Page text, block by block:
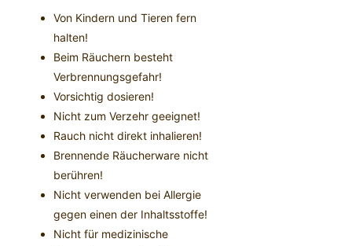
Von Kindern und Tieren fern
halten!
Beim Räuchern besteht
Verbrennungsgefahr!
Vorsichtig dosieren!
Nicht zum Verzehr geeignet!
Rauch nicht direkt inhalieren!
Brennende Räucherware nicht
berühren!
Nicht verwenden bei Allergie
gegen einen der Inhaltsstoffe!
Nicht für medizinische